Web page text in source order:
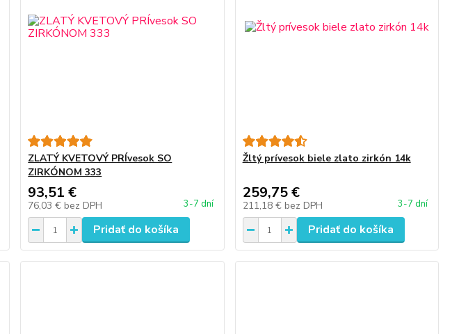
ZLATÝ KVETOVÝ PRÍvesok SO
ZIRKÓNOM 333
93,51 €
76,03 € bez DPH 3-7 dní
Pridať do košíka
Žltý prívesok biele zlato zirkón 14k
259,75 €
211,18 € bez DPH 3-7 dní
Pridať do košíka